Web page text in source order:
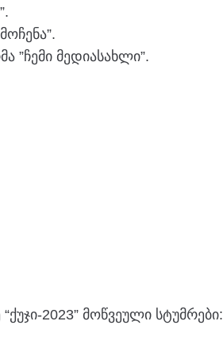
მედიასახლი”.
2023” მოწვეული სტუმრები: